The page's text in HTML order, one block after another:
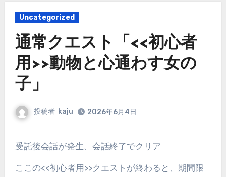
Uncategorized
通常クエスト「<<初心者
用>>動物と心通わす女の
子」
投稿者 kaju 2026年6月4日
受託後会話が発生、会話終了でクリア
ここの<<初心者用>>クエストが終わると、期間限